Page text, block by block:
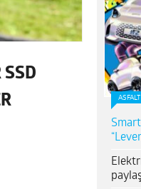
SSD
ASFALT